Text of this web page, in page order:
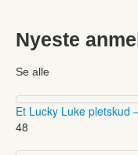
Nyeste
Se alle
Et Lucky Luke pletskud
48